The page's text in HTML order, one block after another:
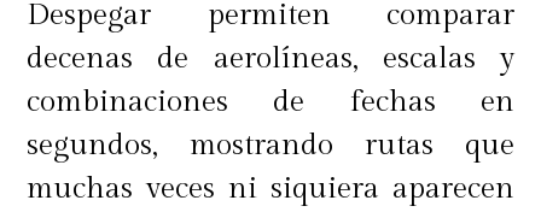
se realizará desde el 19 al 23 de
julio.
Despegar permiten comparar
decenas de aerolíneas, escalas y
combinaciones de fechas en
segundos, mostrando rutas que
muchas veces ni siquiera aparecen